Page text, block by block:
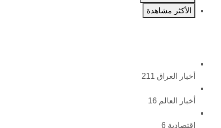
الأكثر مشاهدة
أخبار العراق 211
أخبار العالم 16
اقتصادية 6